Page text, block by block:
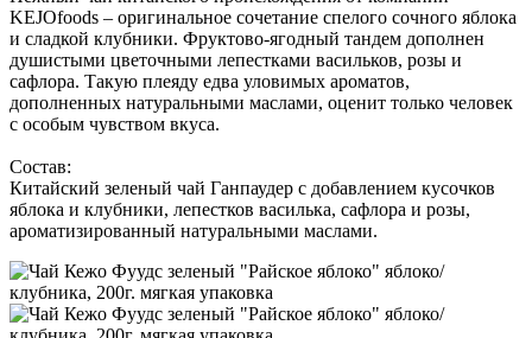
KEJOfoods – оригинальное сочетание спелого сочного яблока
и сладкой клубники. Фруктово-ягодный тандем дополнен
душистыми цветочными лепестками васильков, розы и
сафлора. Такую плеяду едва уловимых ароматов,
дополненных натуральными маслами, оценит только человек
с особым чувством вкуса.
Состав:
Китайский зеленый чай Ганпаудер с добавлением кусочков
яблока и клубники, лепестков василька, сафлора и розы,
ароматизированный натуральными маслами.